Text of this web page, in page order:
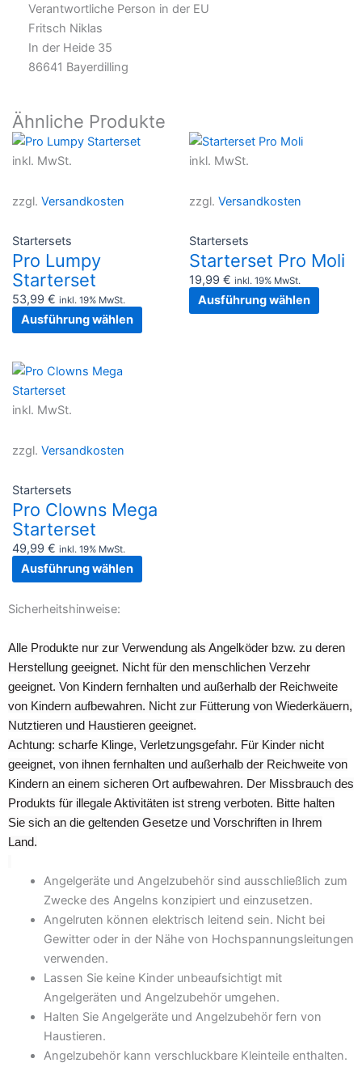
Verantwortliche Person in der EU
Fritsch Niklas
In der Heide 35
86641 Bayerdilling
Ähnliche Produkte
inkl. MwSt.
zzgl. Versandkosten
Startersets
Pro Lumpy
Starterset
53,99 € inkl. 19% MwSt.
Ausführung wählen
Optionen
der
inkl. MwSt.
zzgl. Versandkosten
Startersets
Starterset Pro Moli
19,99 € inkl. 19% MwSt.
Ausführung wählen
Die
auf
inkl. MwSt.
zzgl. Versandkosten
Startersets
Pro Clowns Mega
Starterset
49,99 € inkl. 19% MwSt.
Ausführung wählen
Optionen
Produktseite
Sicherheitshinweise:
Alle Produkte nur zur Verwendung als Angelköder bzw. zu deren
Herstellung geeignet. Nicht für den menschlichen Verzehr
geeignet. Von Kindern fernhalten und außerhalb der Reichweite
von Kindern aufbewahren. Nicht zur Fütterung von Wiederkäuern,
Nutztieren und Haustieren geeignet.
Achtung: scharfe Klinge, Verletzungsgefahr. Für Kinder nicht
geeignet, von ihnen fernhalten und außerhalb der Reichweite von
Kindern an einem sicheren Ort aufbewahren. Der Missbrauch des
Produkts für illegale Aktivitäten ist streng verboten. Bitte halten
Sie sich an die geltenden Gesetze und Vorschriften in Ihrem
Land.
Angelgeräte und Angelzubehör sind ausschließlich zum
Zwecke des Angelns konzipiert und einzusetzen.
Angelruten können elektrisch leitend sein. Nicht bei
Gewitter oder in der Nähe von Hochspannungsleitungen
verwenden.
Lassen Sie keine Kinder unbeaufsichtigt mit
Angelgeräten und Angelzubehör umgehen.
Halten Sie Angelgeräte und Angelzubehör fern von
Haustieren.
Angelzubehör kann verschluckbare Kleinteile enthalten.